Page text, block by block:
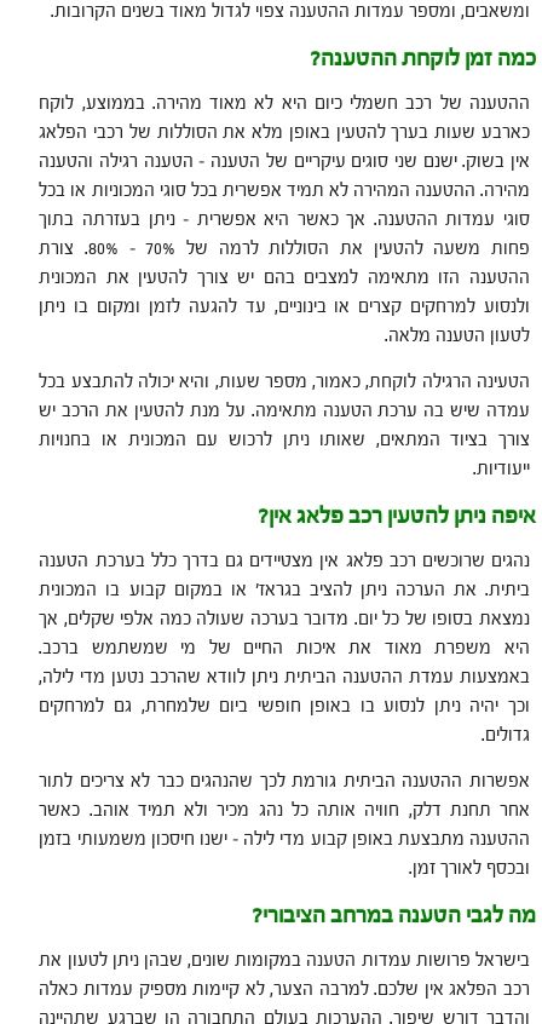
ומשאבים, ומספר עמדות ההטענה צפוי לגדול מאוד בשנים הקרובות.
כמה זמן לוקחת ההטענה?
ההטענה של רכב חשמלי כיום היא לא מאוד מהירה. בממוצע, לוקח
כארבע שעות בערך להטעין באופן מלא את הסוללות של רכבי הפלאג
אין בשוק. ישנם שני סוגים עיקריים של הטענה – הטענה רגילה והטענה
מהירה. ההטענה המהירה לא תמיד אפשרית בכל סוגי המכוניות או בכל
סוגי עמדות ההטענה. אך כאשר היא אפשרית – ניתן בעזרתה בתוך
פחות משעה להטעין את הסוללות לרמה של 70% – 80%. צורת
ההטענה הזו מתאימה למצבים בהם יש צורך להטעין את המכונית
ולנסוע למרחקים קצרים או בינוניים, עד להגעה לזמן ומקום בו ניתן
לטעון הטענה מלאה.
הטעינה הרגילה לוקחת, כאמור, מספר שעות, והיא יכולה להתבצע בכל
עמדה שיש בה ערכת הטענה מתאימה. על מנת להטעין את הרכב יש
צורך בציוד המתאים, שאותו ניתן לרכוש עם המכונית או בחנויות
ייעודיות.
איפה ניתן להטעין רכב פלאג אין?
נהגים שרוכשים רכב פלאג אין מצטיידים גם בדרך כלל בערכת הטענה
ביתית. את הערכה ניתן להציב בגראז' או במקום קבוע בו המכונית
נמצאת בסופו של כל יום. מדובר בערכה שעולה כמה אלפי שקלים, אך
היא משפרת מאוד את איכות החיים של מי שמשתמש ברכב.
באמצעות עמדת ההטענה הביתית ניתן לוודא שהרכב נטען מדי לילה,
וכך יהיה ניתן לנסוע בו באופן חופשי ביום שלמחרת, גם למרחקים
גדולים.
אפשרות ההטענה הביתית גורמת לכך שהנהגים כבר לא צריכים לתור
אחר תחנת דלק, חוויה אותה כל נהג מכיר ולא תמיד אוהב. כאשר
ההטענה מתבצעת באופן קבוע מדי לילה – ישנו חיסכון משמעותי בזמן
ובכסף לאורך זמן.
מה לגבי הטענה במרחב הציבורי?
בישראל פרושות עמדות הטענה במקומות שונים, שבהן ניתן לטעון את
רכב הפלאג אין שלכם. למרבה הצער, לא קיימות מספיק עמדות כאלה
והדבר דורש שיפור. ההערכות בעולם התחבורה הן שברגע שתהיינה